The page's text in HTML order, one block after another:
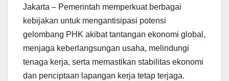
Jakarta – Pemerintah memperkuat berbagai
kebijakan untuk mengantisipasi potensi
gelombang PHK akibat tantangan ekonomi global,
menjaga keberlangsungan usaha, melindungi
tenaga kerja, serta memastikan stabilitas ekonomi
dan penciptaan lapangan kerja tetap terjaga.